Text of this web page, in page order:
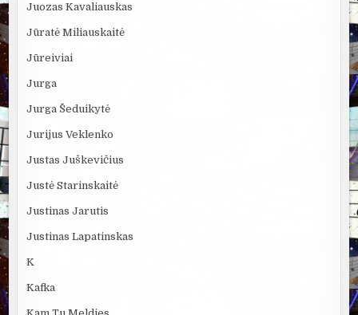
Juozas Kavaliauskas
Jūratė Miliauskaitė
Jūreiviai
Jurga
Jurga Šeduikytė
Jurijus Veklenko
Justas Juškevičius
Justė Starinskaitė
Justinas Jarutis
Justinas Lapatinskas
K
Kafka